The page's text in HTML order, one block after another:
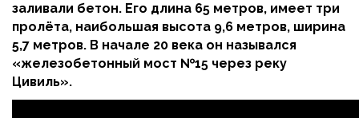
заливали бетон. Его длина 65 метров, имеет три
пролёта, наибольшая высота 9,6 метров, ширина
5,7 метров. В начале 20 века он назывался
«железобетонный мост №15 через реку
Цивиль».